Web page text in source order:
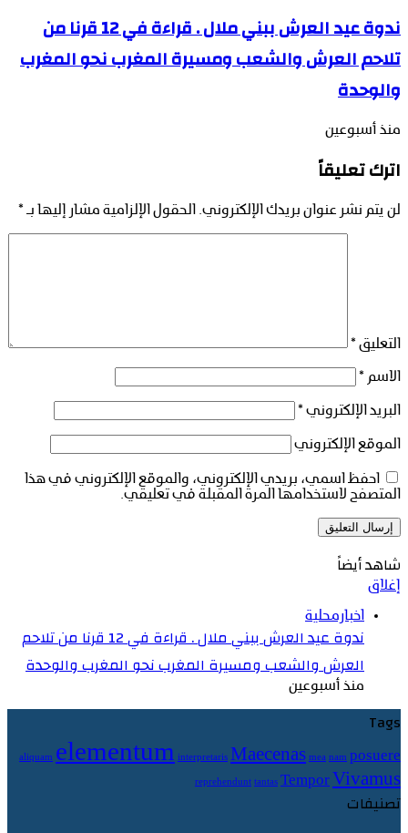
ندوة عيد العرش ببني ملال . قراءة في 12 قرنا من
تلاحم العرش والشعب ومسيرة المغرب نحو المغرب
والوحدة
منذ أسبوعين
اترك تعليقاً
لن يتم نشر عنوان بريدك الإلكتروني. الحقول الإلزامية مشار إليها بـ *
التعليق *
الاسم *
البريد الإلكتروني *
الموقع الإلكتروني
احفظ اسمي، بريدي الإلكتروني، والموقع الإلكتروني في هذا
المتصفح لاستخدامها المرة المقبلة في تعليقي.
شاهد أيضاً
إغلاق
اخبارمحلية
ندوة عيد العرش ببني ملال . قراءة في 12 قرنا من تلاحم
العرش والشعب ومسيرة المغرب نحو المغرب والوحدة
منذ أسبوعين
Tags
aliquam elementum interpretaris Maecenas mea nam posuere
reprehendunt tantas Tempor Vivamus
تصنيفات